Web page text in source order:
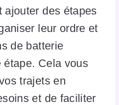
ajouter des étapes
leur ordre et
de batterie
étape. Cela vous
trajets en
et de faciliter